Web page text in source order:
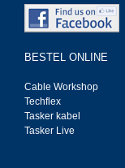
BESTEL ONLINE
Cable Workshop
Techflex
Tasker kabel
Tasker Live